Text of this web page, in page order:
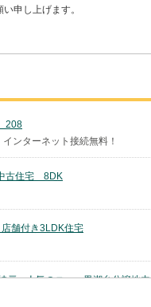
申し上げます。
208
ンターネット接続無料！
古住宅 8DK
舗付き3LDK住宅
戸 人気のニュー黒潮台分譲地内